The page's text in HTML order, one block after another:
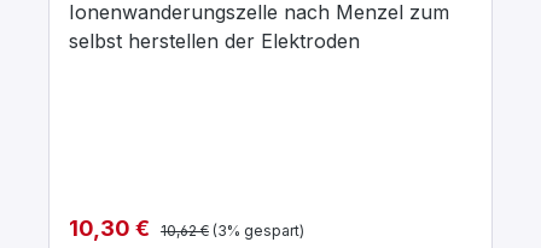
Ionenwanderungszelle nach Menzel zum
selbst herstellen der Elektroden
Verkaufspreis:
10,30 € Regulärer Preis:
10,62 € (3% gespart)